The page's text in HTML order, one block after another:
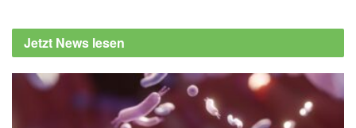
Jetzt News lesen